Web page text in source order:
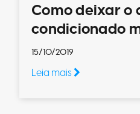
Como deixar o
condicionado
15/10/2019
Leia mais